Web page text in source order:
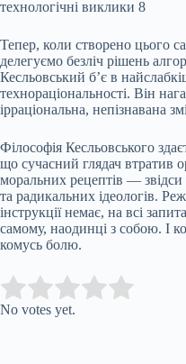
Тепер, коли створено цього
делегуємо безліч рішень
Кесльовський б’є в
технораціональності. Він
ірраціональна, непізнавана
Філософія Кесльовського
що сучасний глядач втратив
моральних рецептів — звідси
та радикальних ідеологів.
інструкції немає, на всі
самому, наодинці з собою. І
комусь болю.
Rate this item:
No votes yet.